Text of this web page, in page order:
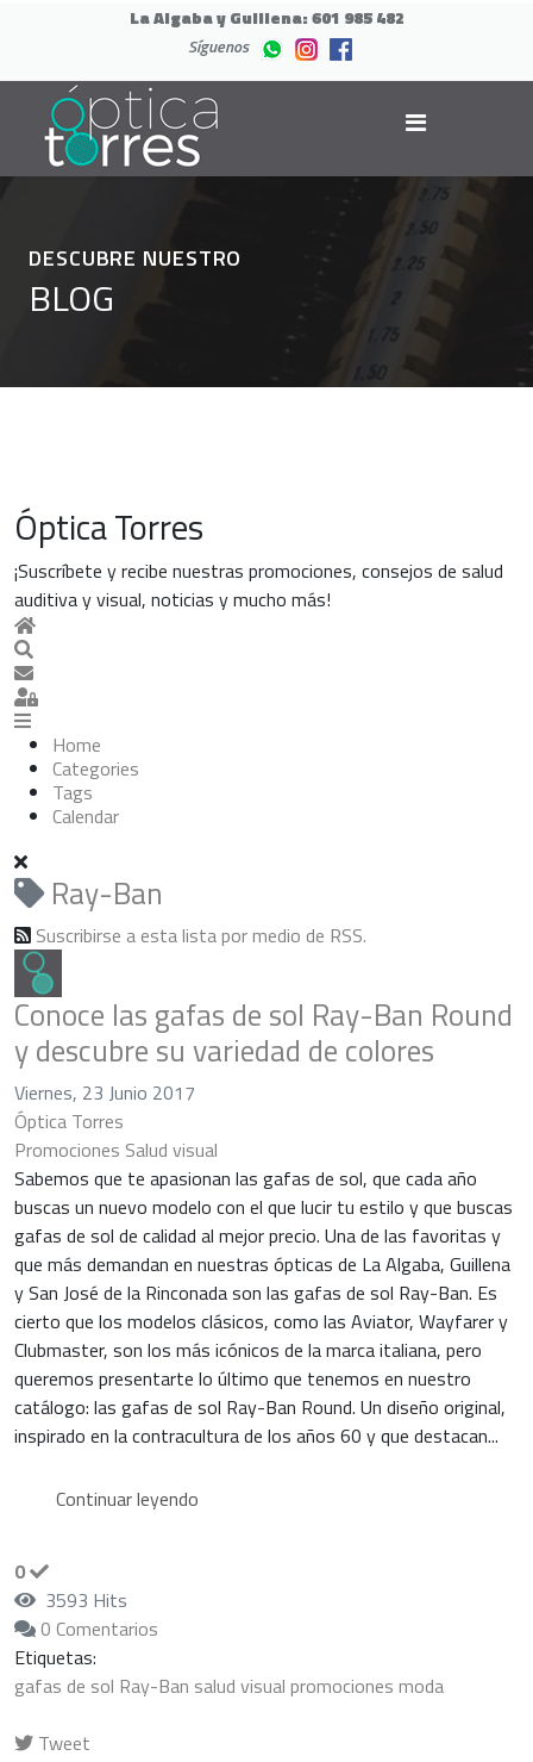
La Algaba y Guillena:601 985 482
Síguenos
DESCUBRE NUESTRO
BLOG
Óptica Torres
¡Suscríbete y recibe nuestras promociones, consejos de salud
auditiva y visual, noticias y mucho más!
Home
Search
Suscribirse a las actualizaciones
Sign In
Home
Categories
Tags
Calendar
Ray-Ban
Suscribirse a esta lista por medio de RSS.
Conoce las gafas de sol Ray-Ban Round
y descubre su variedad de colores
Viernes, 23 Junio 2017
Óptica Torres
Promociones Salud visual
Sabemos que te apasionan las gafas de sol, que cada año
buscas un nuevo modelo con el que lucir tu estilo y que buscas
gafas de sol de calidad al mejor precio. Una de las favoritas y
que más demandan en nuestras ópticas de La Algaba, Guillena
y San José de la Rinconada son las gafas de sol Ray-Ban. Es
cierto que los modelos clásicos, como las Aviator, Wayfarer y
Clubmaster, son los más icónicos de la marca italiana, pero
queremos presentarte lo último que tenemos en nuestro
catálogo: las gafas de sol Ray-Ban Round. Un diseño original,
inspirado en la contracultura de los años 60 y que destacan...
Continuar leyendo
0
3593 Hits
0 Comentarios
Etiquetas:
gafas de sol Ray-Ban salud visual promociones moda
Tweet